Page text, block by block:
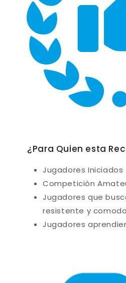
¿Para Quien esta
Jugadores Iniciados
Competición
Jugadores que
resistente y comoda
Jugadores